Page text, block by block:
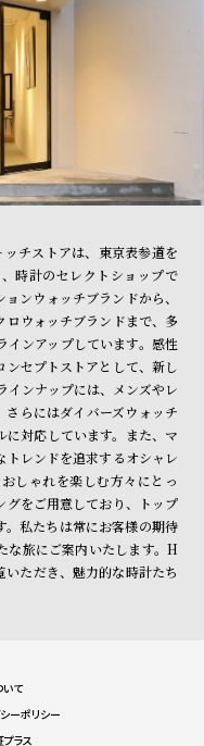
チストアは、東京表参道を
時計のセレクトショップで
ンウォッチブランドから、
ウォッチブランドまで、多
ンアップしています。感性
セプトストアとして、新し
インナップには、メンズやレ
らにはダイバーズウォッチ
対応しています。また、マ
レンドを追求するオシャレ
しゃれを楽しむ方々にとっ
グをご用意しており、トップ
。私たちは常にお客様の期待
な旅にご案内いたします。H
ただき、魅力的な時計たち
いて
ーポリシー
ラス